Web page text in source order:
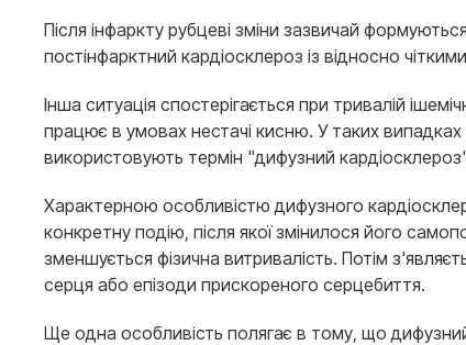
Після інфаркту рубцеві зміни зазвичай
постінфарктний кардіосклероз із відносно
Інша ситуація спостерігається при тривалій
працює в умовах нестачі кисню. У таких
використовують термін "дифузний
Характерною особливістю дифузного
конкретну подію, після якої змінилося його
зменшується фізична витривалість. Потім
серця або епізоди прискореного серцебиття.
Ще одна особливість полягає в тому, що дифузний